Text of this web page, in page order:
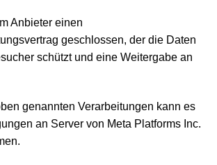
Anbieter einen
geschlossen, der die Daten
schützt und eine Weitergabe an
genannten Verarbeitungen kann es
an Server von Meta Platforms Inc.